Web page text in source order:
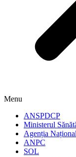
Menu
ANSPDCP
Ministerul
Agenția
ANPC
SOL